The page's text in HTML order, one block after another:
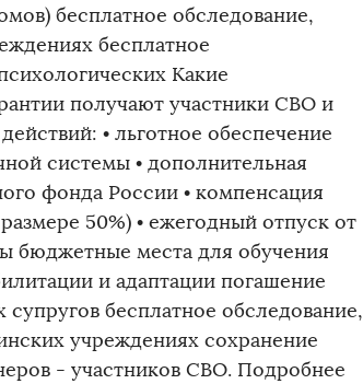
бесплатное обследование,
бесплатное
Какие
получают участники СВО и
• льготное обеспечение
системы • дополнительная
фонда России • компенсация
50%) • ежегодный отпуск от
бюджетные места для обучения
и адаптации погашение
бесплатное обследование,
учреждениях сохранение
- участников СВО. Подробнее